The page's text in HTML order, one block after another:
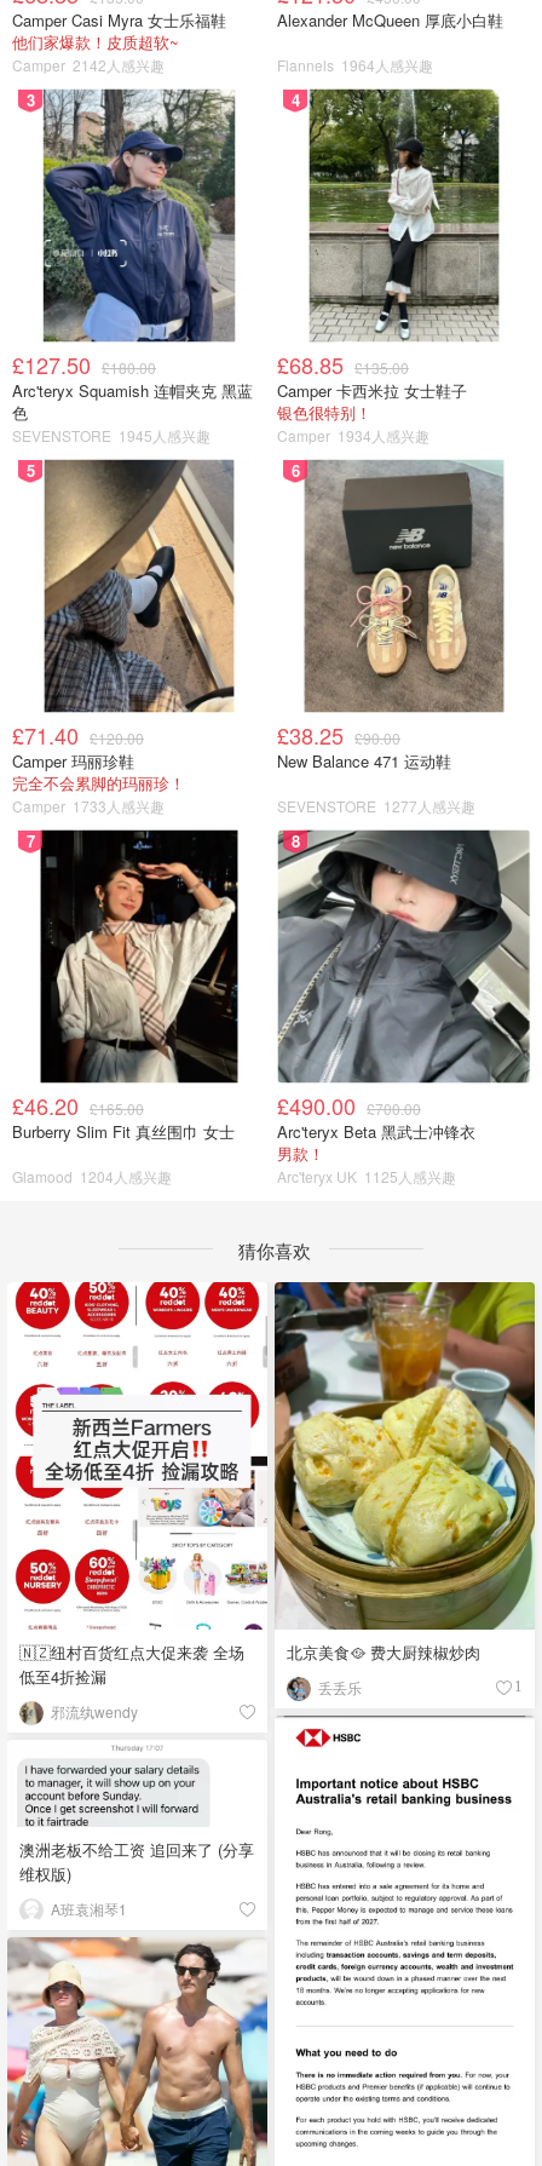
Camper Casi Myra 女士乐福鞋
他们家爆款！皮质超软~
Camper 2142人感兴趣
Alexander McQueen 厚底小白鞋
Flannels 1964人感兴趣
3
£127.50 £180.00
Arc'teryx Squamish 连帽夹克 黑蓝
色
SEVENSTORE 1945人感兴趣
4
£68.85 £135.00
Camper 卡西米拉 女士鞋子
银色很特别！
Camper 1934人感兴趣
5
£71.40 £120.00
Camper 玛丽珍鞋
完全不会累脚的玛丽珍！
Camper 1733人感兴趣
6
£38.25 £90.00
New Balance 471 运动鞋
SEVENSTORE 1277人感兴趣
7
£46.20 £165.00
Burberry Slim Fit 真丝围巾 女士
Glamood 1204人感兴趣
8
£490.00 £700.00
Arc'teryx Beta 黑武士冲锋衣
男款！
Arc'teryx UK 1125人感兴趣
猜你喜欢
🇳🇿纽村百货红点大促来袭 全场
低至4折捡漏
邪流纨wendy
北京美食🥘 费大厨辣椒炒肉
丢丢乐 1
澳洲老板不给工资 追回来了 (分享
维权版)
A班袁湘琴1